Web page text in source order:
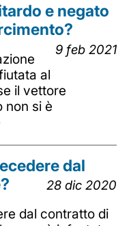
e negato
9 feb 2021
al
il vettore
non si è
dal
28 dic 2020
dal contratto di